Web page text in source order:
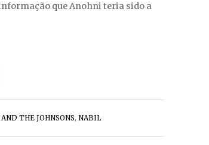
que Anohni teria sido a
THE JOHNSONS, NABIL